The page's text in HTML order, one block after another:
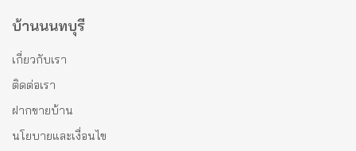
บ้านนนทบุรี
เกี่ยวกับเรา
ติดต่อเรา
ฝากขายบ้าน
นโยบายและเงื่อนไข